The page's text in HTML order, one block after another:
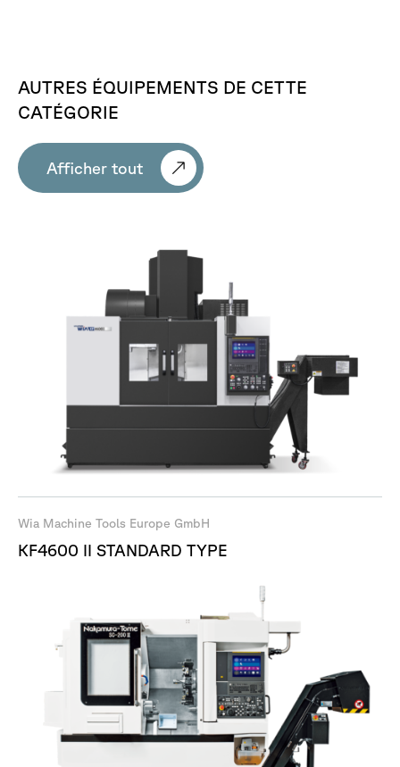
AUTRES ÉQUIPEMENTS DE CETTE
CATÉGORIE
Afficher tout
Wia Machine Tools Europe GmbH
KF4600 II STANDARD TYPE